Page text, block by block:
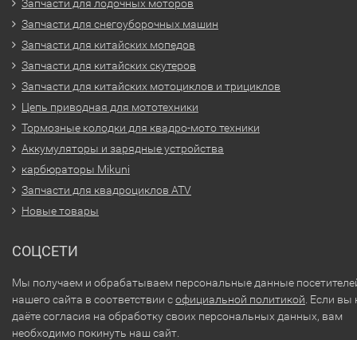
Запчасти для лодочных моторов
Запчасти для снегоуборочных машин
Запчасти для китайских мопедов
Запчасти для китайских скутеров
Запчасти для китайских мотоциклов и трициклов
Цепь приводная для мототехники
Тормозные колодки для квадро-мото техники
Аккумуляторы и зарядные устройства
карбюраторы Mikuni
Запчасти для квадроциклов ATV
Новые товары
СОЦСЕТИ
Мы получаем и обрабатываем персональные данные
нашего сайта в соответствии софициальной политикой . Если вы
даёте согласия на обработку своих персональных данных, вам
необходимо покинуть наш сайт.